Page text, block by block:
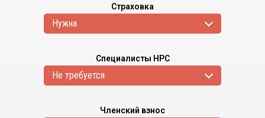
Страховка
Нужна
Специалисты НРС
Не требуется
Членский взнос